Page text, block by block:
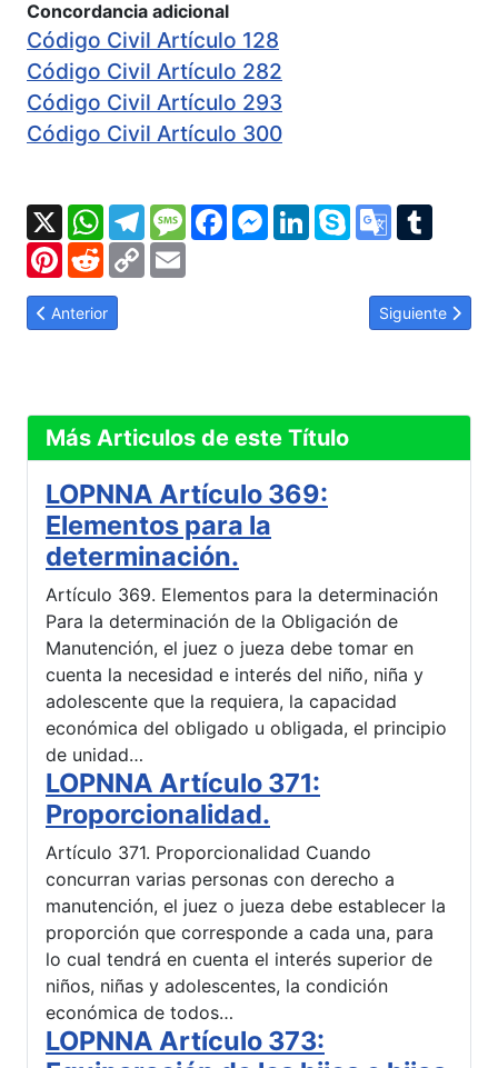
Concordancia adicional
Código Civil Artículo 128
Código Civil Artículo 282
Código Civil Artículo 293
Código Civil Artículo 300
X WhatsApp
TelegramMessageFacebook
Messenger
LinkedInSkypeGoogle
PinterestRedditCopy
Artículo anterior: LOPNNA Artículo 377: Irrenunciabilidad del
Anterior Artículo
Siguiente
Más Articulos de este Título
LOPNNA Artículo 369:
Elementos para la
determinación.
Artículo 369. Elementos para la determinación
Para la determinación de la Obligación de
Manutención, el juez o jueza debe tomar en
cuenta la necesidad e interés del niño, niña y
adolescente que la requiera, la capacidad
económica del obligado u obligada, el principio
de unidad…
LOPNNA Artículo 371:
Proporcionalidad.
Artículo 371. Proporcionalidad Cuando
concurran varias personas con derecho a
manutención, el juez o jueza debe establecer la
proporción que corresponde a cada una, para
lo cual tendrá en cuenta el interés superior de
niños, niñas y adolescentes, la condición
económica de todos…
LOPNNA Artículo 373: